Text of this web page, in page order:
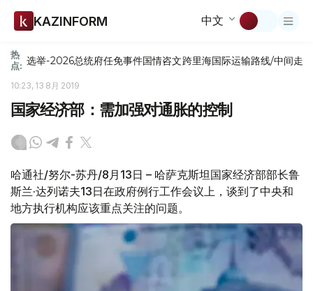
KAZINFORM 中文
热
点: 选举-2026总统府任免事件国情咨文跨里海国际运输路线/中间走廊
10:23, 13 8月 2019
国家经济部：需加强对通胀的控制
哈通社/努尔-苏丹/8月13日 – 哈萨克斯坦国家经济部部长鲁
斯兰·达列诺夫13日在政府例行工作会议上，谈到了中央和
地方执行机构应该重点关注的问题。